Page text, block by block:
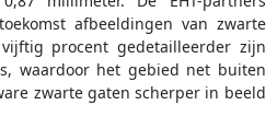
afbeeldingen van zwarte
procent gedetailleerder zijn
waardoor het gebied net buiten
zwarte gaten scherper in beeld